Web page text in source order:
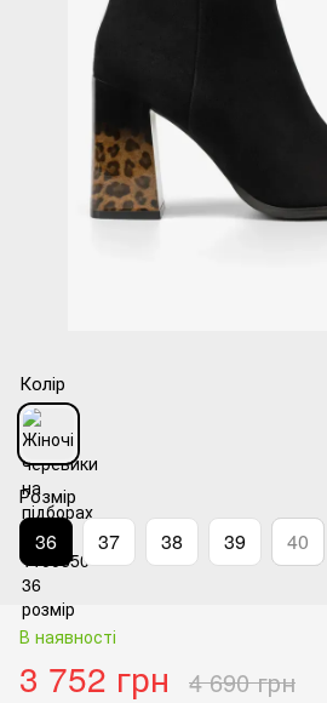
Колір
Розмір
36 37 38 39 40
В наявності
3 752 грн 4 690 грн